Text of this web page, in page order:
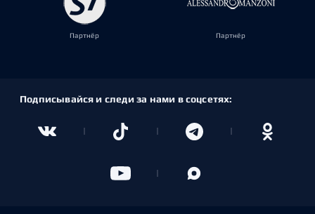
Партнёр Партнёр
Подписывайся и следи за нами в соцсетях: